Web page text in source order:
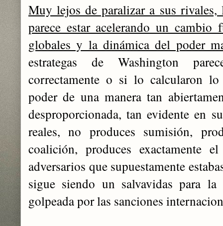
Muy lejos de paralizar a sus rivales,
parece estar acelerando un cambio
globales y la dinámica del poder
estrategas de Washington
correctamente o si lo calcularon lo
poder de una manera tan
desproporcionada, tan evidente en
reales, no produces sumisión,
coalición, produces exactamente
adversarios que supuestamente
sigue siendo un salvavidas para la
golpeada por las sanciones